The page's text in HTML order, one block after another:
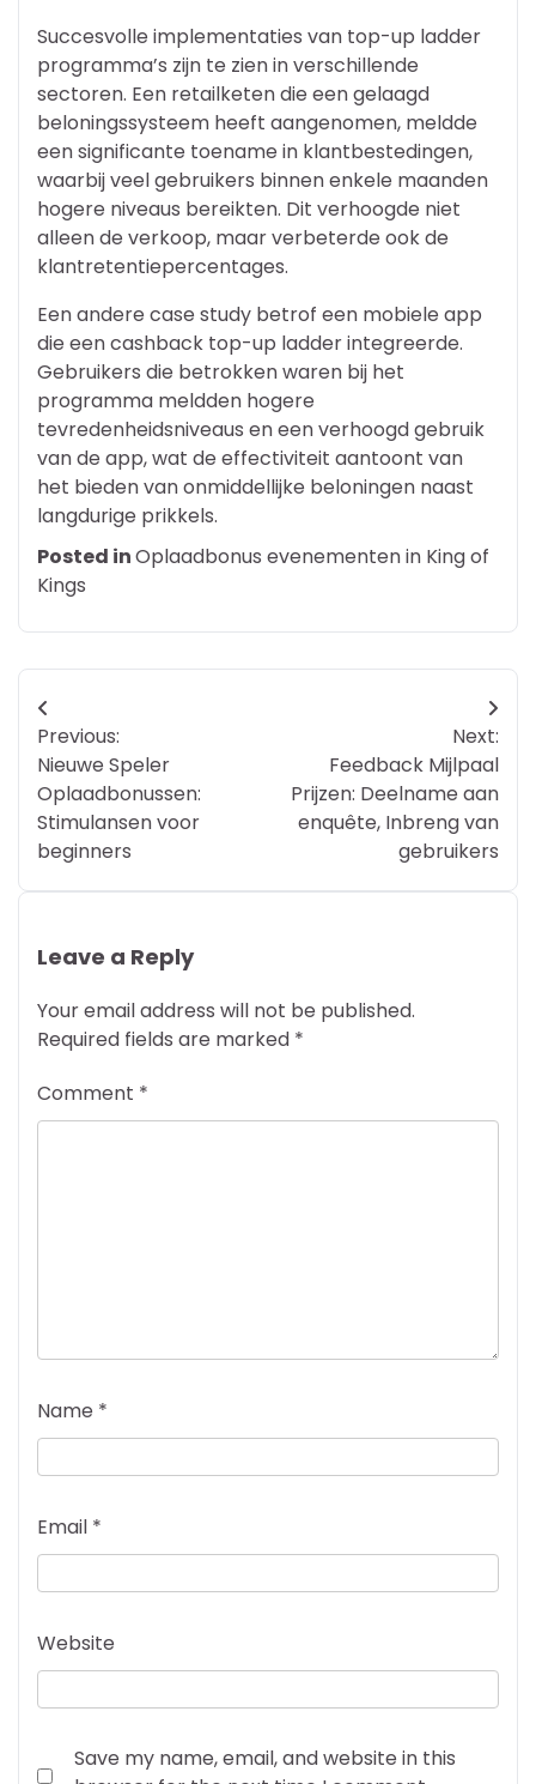
Succesvolle implementaties van top-up ladder
programma’s zijn te zien in verschillende
sectoren. Een retailketen die een gelaagd
beloningssysteem heeft aangenomen, meldde
een significante toename in klantbestedingen,
waarbij veel gebruikers binnen enkele maanden
hogere niveaus bereikten. Dit verhoogde niet
alleen de verkoop, maar verbeterde ook de
klantretentiepercentages.
Een andere case study betrof een mobiele app
die een cashback top-up ladder integreerde.
Gebruikers die betrokken waren bij het
programma meldden hogere
tevredenheidsniveaus en een verhoogd gebruik
van de app, wat de effectiviteit aantoont van
het bieden van onmiddellijke beloningen naast
langdurige prikkels.
Posted inOplaadbonus evenementen in King of
Kings
Post
navigation
Previous:
Nieuwe Speler
Oplaadbonussen:
Stimulansen voor
beginners
Next:
Feedback Mijlpaal
Prijzen: Deelname aan
enquête, Inbreng van
gebruikers
Leave a Reply
Your email address will not be published.
Required fields are marked *
Comment *
Name *
Email *
Website
Save my name, email, and website in this